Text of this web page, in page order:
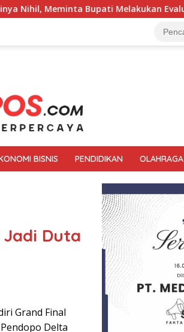
Evaluasi Secara Menyeluruh
BISNIS PENDIDIKAN OLAHRAGA
Duta
Grand Final
Delta